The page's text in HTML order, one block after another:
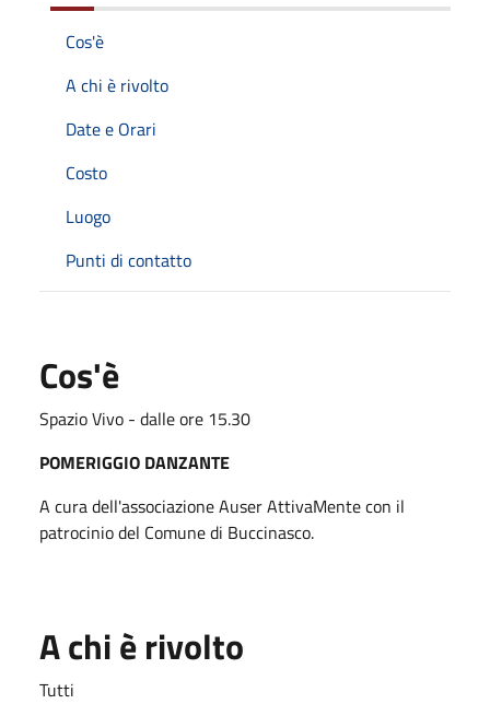
Cos'è
A chi è rivolto
Date e Orari
Costo
Luogo
Punti di contatto
Cos'è
Spazio Vivo - dalle ore 15.30
POMERIGGIO DANZANTE
A cura dell'associazione Auser AttivaMente con il
patrocinio del Comune di Buccinasco.
A chi è rivolto
Tutti